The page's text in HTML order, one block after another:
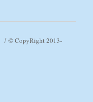
© CopyRight 2013-